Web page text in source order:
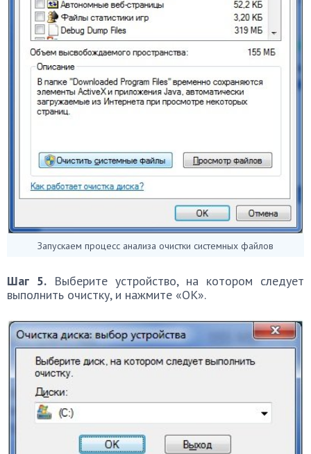
Запускаем процесс анализа очистки системных файлов
Шаг 5. Выберите устройство, на котором следует
выполнить очистку, и нажмите «ОК».